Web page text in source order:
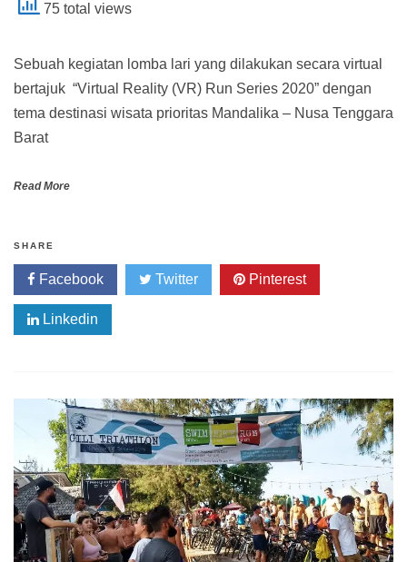
75 total views
Sebuah kegiatan lomba lari yang dilakukan secara virtual
bertajuk “Virtual Reality (VR) Run Series 2020” dengan
tema destinasi wisata prioritas Mandalika – Nusa Tenggara
Barat
Read More
SHARE
Facebook Twitter Pinterest
Linkedin